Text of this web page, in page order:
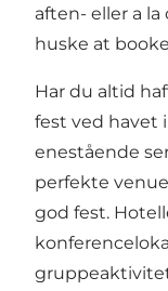
aften- eller a
huske at
Har du altid
fest ved havet
enestående
perfekte
god fest.